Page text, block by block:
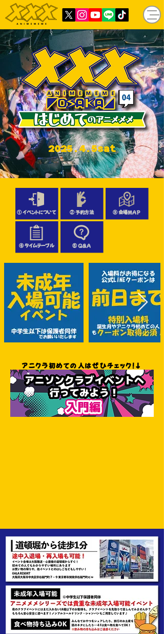
2025.4.5sat
① イベントについて
④ タイムテーブル
②​ 予約方法
⑤ Q＆A
③ 会場MAP
​アニクラ初めての人はぜひチェック！↓